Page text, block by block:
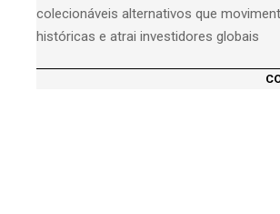
colecionáveis alternativos que
históricas e atrai investidores globais